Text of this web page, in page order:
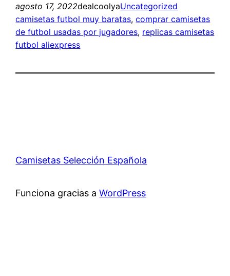
agosto 17, 2022dealcoolyaUncategorized
camisetas futbol muy baratas, comprar camisetas
de futbol usadas por jugadores, replicas camisetas
futbol aliexpress
Camisetas Selección Española
Funciona gracias aWordPress